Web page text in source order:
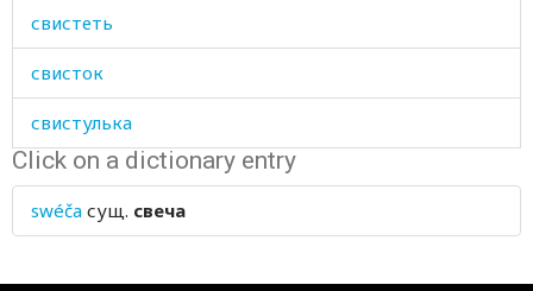
свистеть
свисток
свистулька
свобода
свободный
Click on a dictionary entry
swéča сущ. свеча